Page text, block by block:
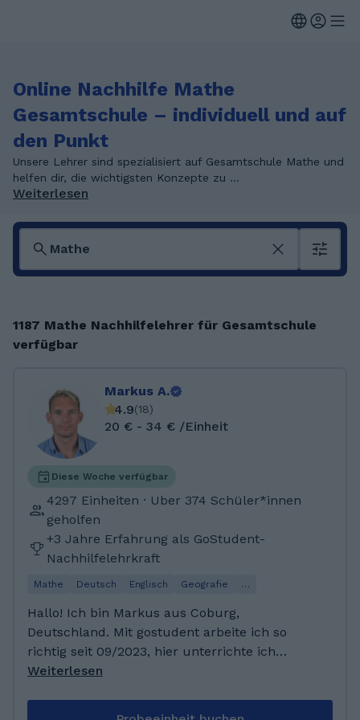
Online Nachhilfe Mathe
Gesamtschule – individuell und auf
den Punkt
Unsere Lehrer sind spezialisiert auf Gesamtschule Mathe und
helfen dir, die wichtigsten Konzepte zu ...
Weiterlesen
1187 Mathe Nachhilfelehrer für Gesamtschule
verfügbar
Markus A.
4.9(18)
20 € - 34 € /Einheit
Diese Woche verfügbar
4297 Einheiten · Uber 374 Schüler*innen
geholfen
+3 Jahre Erfahrung als GoStudent-
Nachhilfelehrkraft
Mathe Deutsch Englisch Geografie …
Hallo! Ich bin Markus aus Coburg,
Deutschland. Mit gostudent arbeite ich so
richtig seit 09/2023, hier unterrichte ich
Deutsch, Englisch, Spanisch, Mathe-
Weiterlesen